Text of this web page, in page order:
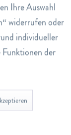
Mäusedorn
Ihre Auswahl
widerrufen oder
individueller
der